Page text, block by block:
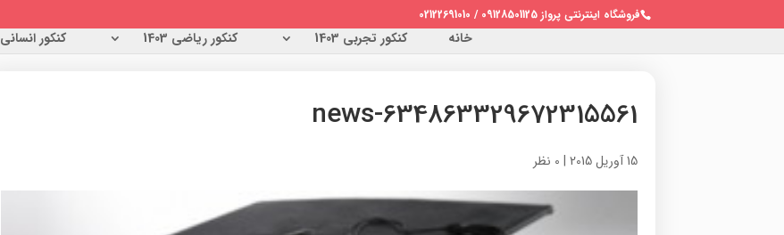
فروشگاه اینترنتی پرواز 09128501125 / 02122691010
خانه کنکور تجربی 1403 کنکور ریاضی 1403 کنکور انسانی 1403
news-634863329672315561
15 آوریل 2015 | 0 نظر